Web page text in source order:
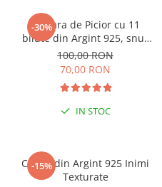
-30%
Bratara de Picior cu 11
bilute din Argint 925, snur
reglabil
100,00 RON
70,00 RON
IN STOC
-15%
Cercei din Argint 925 Inimi
Texturate